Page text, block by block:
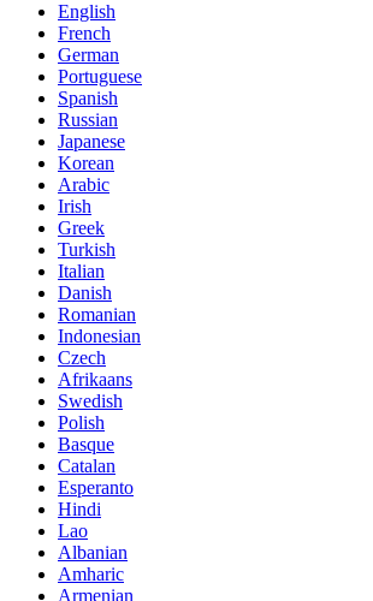
English
French
German
Portuguese
Spanish
Russian
Japanese
Korean
Arabic
Irish
Greek
Turkish
Italian
Danish
Romanian
Indonesian
Czech
Afrikaans
Swedish
Polish
Basque
Catalan
Esperanto
Hindi
Lao
Albanian
Amharic
Armenian